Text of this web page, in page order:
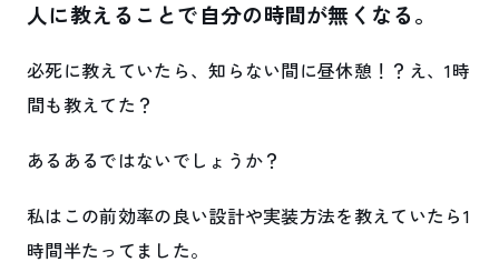
人に教えることで自分の時間が無くなる。
必死に教えていたら、知らない間に昼休憩！？え、1時
間も教えてた？
あるあるではないでしょうか？
私はこの前効率の良い設計や実装方法を教えていたら1
時間半たってました。